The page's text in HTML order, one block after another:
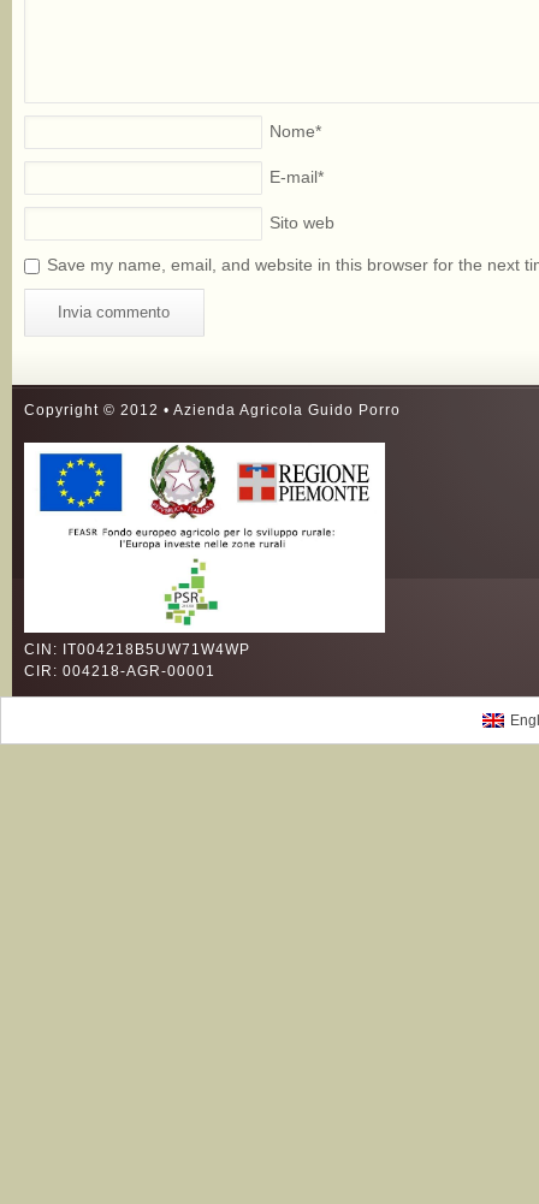
Nome*
E-mail*
Sito web
Save my name, email, and website in this browser for the next
Copyright © 2012 • Azienda Agricola Guido Porro
CIN: IT004218B5UW71W4WP
CIR: 004218-AGR-00001